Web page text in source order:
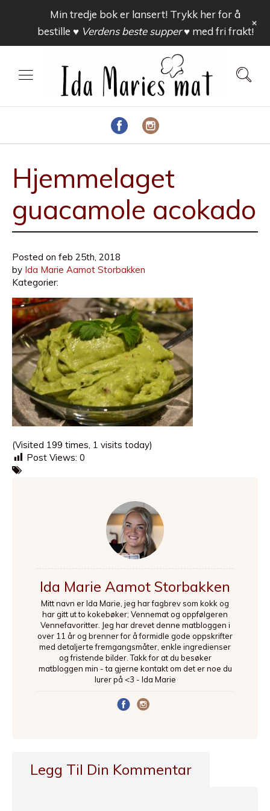
Hjemmelaget
guacamole acokado
Posted on feb 25th, 2018
by Ida Marie Aamot Storbakken
Kategorier:
(Visited 199 times, 1 visits today)
Post Views: 0
Ida Marie Aamot Storbakken
Mitt navn er Ida Marie, jeg har fagbrev som kokk og
har gitt ut to kokebøker; Vennemat og oppfølgeren
Vennefavoritter. Jeg har drevet denne matbloggen i
over 11 år og brenner for å formidle gode oppskrifter
med detaljerte fremgangsmåter, enkle ingredienser
og fristende bilder. Takk for at du besøker
matbloggen min - ta gjerne kontakt om det er noe du
lurer på <3 - Ida Marie
Legg Til Din Kommentar
Min tredje bok er lansert! Trykk her for å
bestille ♥ Verdens beste supper ♥med fri frakt!
+